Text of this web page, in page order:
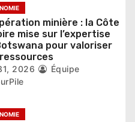
minière : la Côte
mise sur l’expertise
pour valoriser
2026
Équipe